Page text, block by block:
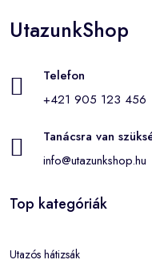
UtazunkShop
Telefon
+421 905 123 456
Tanácsra van
info@utazunkshop.hu
Top kategóriák
Utazós hátizsák